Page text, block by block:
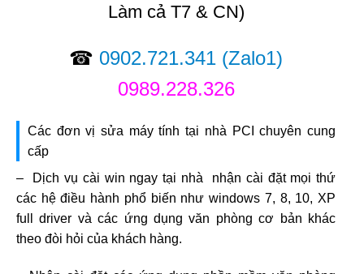
Làm cả T7 & CN)
☎ 0902.721.341 (Zalo1)
0989.228.326
Các đơn vị sửa máy tính tại nhà PCI chuyên cung
cấp
– Dịch vụ cài win ngay tại nhà nhận cài đặt mọi thứ
các hệ điều hành phổ biến như windows 7, 8, 10, XP
full driver và các ứng dụng văn phòng cơ bản khác
theo đòi hỏi của khách hàng.